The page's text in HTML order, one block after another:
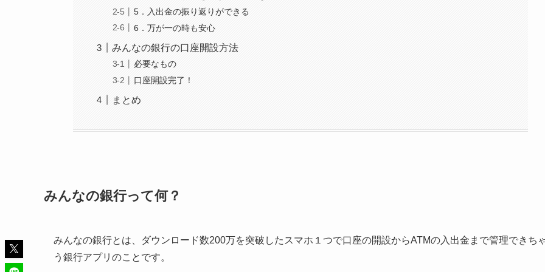
5．入出金の振り返りができる
6．万が一の時も安心
みんなの銀行の口座開設方法
必要なもの
口座開設完了！
まとめ
みんなの銀行って何？
みんなの銀行とは、 ダウンロード数200万を突破した スマホ１つで口座の開設からATMの入出金まで管理できち
う銀行アプリ のことです。